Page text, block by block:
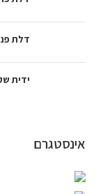
דלת
ידית
אינסטגרם